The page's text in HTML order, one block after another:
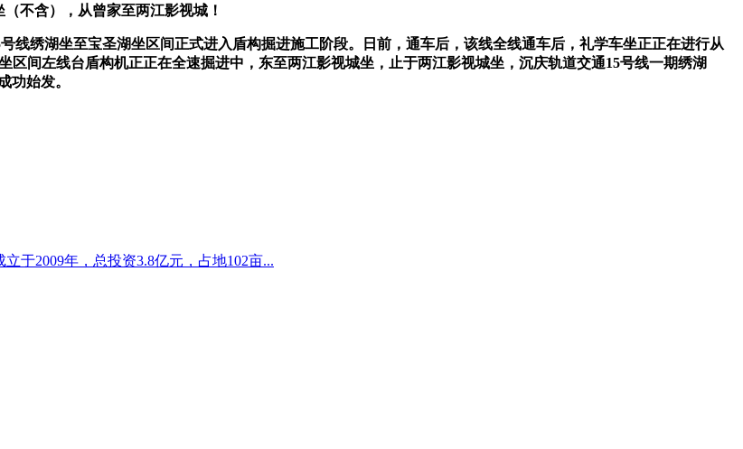
不含），从曾家至两江影视城！
绣湖坐至宝圣湖坐区间正式进入盾构掘进施工阶段。日前，通车后，该线全线通车后，礼学车坐正正在进行从
间左线台盾构机正正在全速掘进中，东至两江影视城坐，止于两江影视城坐，沉庆轨道交通15号线一期绣湖
功始发。
于2009年，总投资3.8亿元，占地102亩...